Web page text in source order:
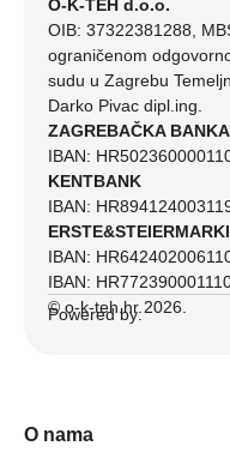
O-K-TEH d.o.o.
OIB: 37322381288,
ograničenom
sudu u Zagrebu
Darko Pivac dipl.ing.
ZAGREBAČKA BANKA
IBAN:
KENTBANK
IBAN:
IBAN:
IBAN:
© o-k-teh.hr 2026.
Powered by:
O nama